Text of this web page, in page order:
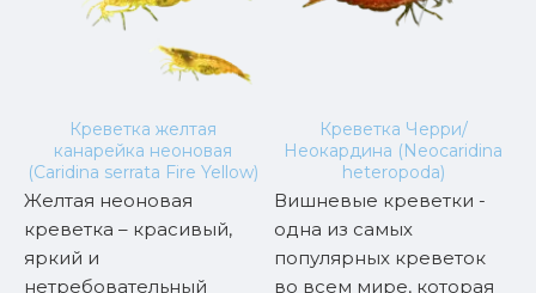
Креветка желтая
канарейка неоновая
(Caridina serrata Fire Yellow)
Желтая неоновая
креветка – красивый,
яркий и
нетребовательный
Креветка Черри/
Неокардина (Neocaridina
heteropoda)
Вишневые креветки -
одна из самых
популярных креветок
во всем мире, которая